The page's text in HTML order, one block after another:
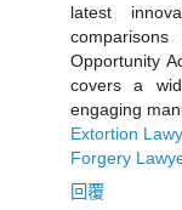
latest
Opportunity
covers a
engaging
Extortion
Forgery
回覆